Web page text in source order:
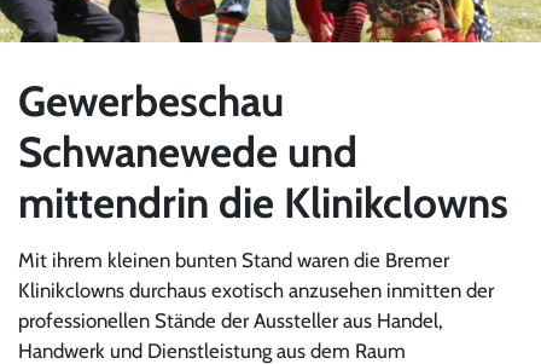
Gewerbeschau
Schwanewede und
mittendrin die Klinikclowns
Mit ihrem kleinen bunten Stand waren die Bremer
Klinikclowns durchaus exotisch anzusehen inmitten der
professionellen Stände der Aussteller aus Handel,
Handwerk und Dienstleistung aus dem Raum